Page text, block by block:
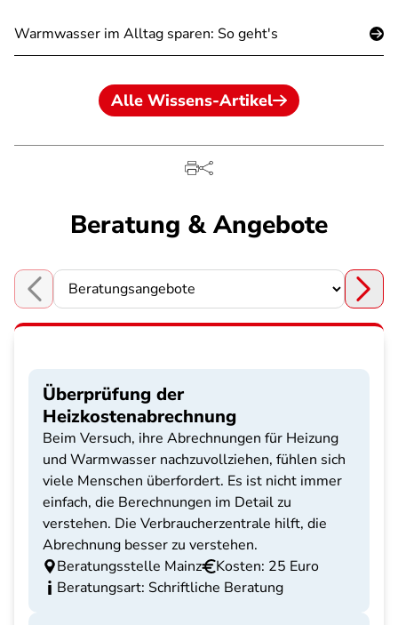
Warmwasser im Alltag sparen: So geht's
Alle Wissens-Artikel
Beratung & Angebote
Choose a section
Überprüfung der
Heizkostenabrechnung
Beim Versuch, ihre Abrechnungen für Heizung
und Warmwasser nachzuvollziehen, fühlen sich
viele Menschen überfordert. Es ist nicht immer
einfach, die Berechnungen im Detail zu
verstehen. Die Verbraucherzentrale hilft, die
Abrechnung besser zu verstehen.
Beratungsstelle Mainz
Kosten: 25 Euro
Beratungsart: Schriftliche Beratung